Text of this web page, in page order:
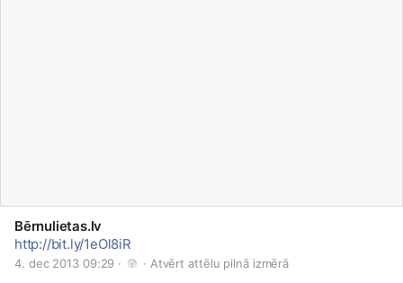
Bērnulietas.lv
http://bit.ly/1eOl8iR
4. dec 2013 09:29 · · Atvērt attēlu pilnā izmērā